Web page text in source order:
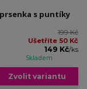
s puntíky
199 Kč
Ušetříte 50 Kč
149 Kč/ks
Skladem
Zvolit variantu